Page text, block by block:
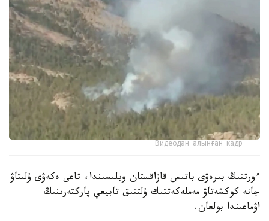
Видеодан алынған кадр
ءورتتىڭ بىرەۋى باتىس قازاقستان وبلىسىندا، تاعى ەكەۋى ۇلىتاۋ
جانە كوكشەتاۋ مەملەكەتتىك ۇلتتىق تابيعي پاركتەرىنىڭ
اۋماعىندا بولعان.